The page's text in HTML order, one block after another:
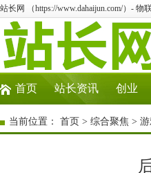
站长网 （https://www.dahaijun.com/）-
首页 站长资讯 创业
当前位置： 首页 > 综合聚焦 >